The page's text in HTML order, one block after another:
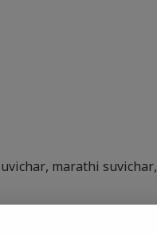
, marathi suvichar,